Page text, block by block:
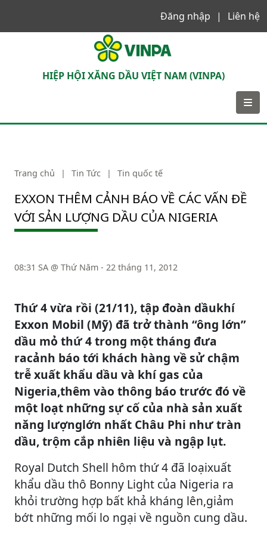
Đăng nhập
Liên hệ
HIỆP HỘI XĂNG DẦU VIỆT NAM (VINPA)
Trang chủ | Tin Tức | Tin quốc tế
EXXON THÊM CẢNH BÁO VỀ CÁC VẤN ĐỀ
VỚI SẢN LƯỢNG DẦU CỦA NIGERIA
08:31 SA @ Thứ Năm - 22 tháng 11, 2012
Thứ 4 vừa rồi (21/11), tập đoàn dầukhí
Exxon Mobil (Mỹ) đã trở thành “ông lớn”
dầu mỏ thứ 4 trong một tháng đưa
racảnh báo tới khách hàng về sử chậm
trễ xuất khẩu dầu và khí gas của
Nigeria,thêm vào thông báo trước đó về
một loạt những sự cố của nhà sản xuất
năng lượnglớn nhất Châu Phi như tràn
dầu, trộm cắp nhiên liệu và ngập lụt.
Royal Dutch Shell hôm thứ 4 đã loạixuất
khẩu dầu thô Bonny Light của Nigeria ra
khỏi trường hợp bất khả kháng lên,giảm
bớt những mối lo ngại về nguồn cung dầu.